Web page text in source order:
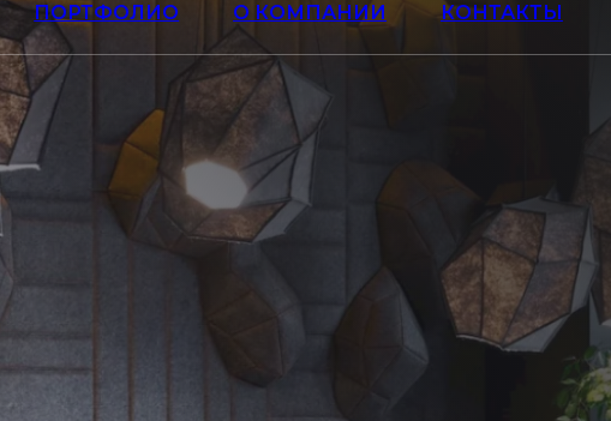
ПОРТФОЛИО О КОМПАНИИ КОНТАКТЫ